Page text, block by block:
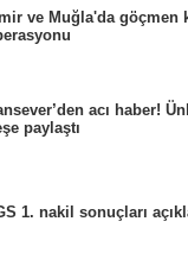
ve Muğla'da göçmen
acı haber!
paylaştı
1. nakil sonuçları